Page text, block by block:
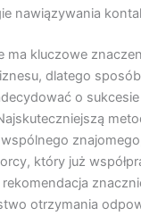
nawiązywania
ma kluczowe
dlatego
o sukcesie
który już
otrzymania